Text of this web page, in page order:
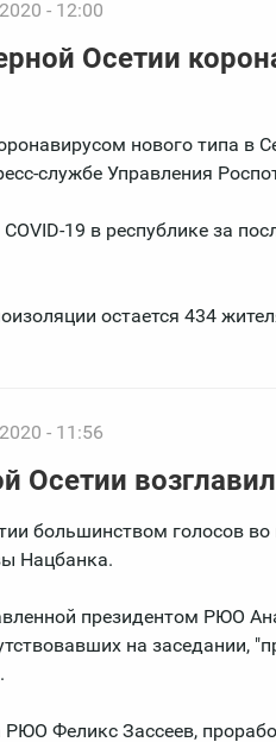
- 12:00
Осетии
нового типа в
службе Управления
19 в республике за
остается 434
- 11:56
Осетии
большинством голосов
Нацбанка.
президентом РЮО
на заседании,
Феликс Зассеев,